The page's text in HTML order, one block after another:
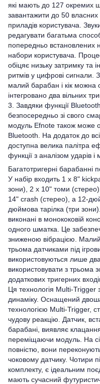
які мають до 127 окремих
завантажити до 50 власних
приладів користувача.
редагувати багатьма
попередньо встановлених
набори користувача.
обіцяє низьку затримку та
ритмів у цифрові
малий барабан і кік можна
інтегровано два вільних
3. Завдяки функції
безпосередньо зі свого
модуль Efnote також може
Bluetooth. На додаток до
доступна велика палітра
функції з аналізом ударів і
Багатотригерні барабанні
У набір входить 1 x 8"
зони), 2 x 10" томи
14" crash (стерео), a 12-
дюймова тарілка (три
виконані в монококовій
одного шматка. Це
зниженою вібрацією.
трьома датчиками під
використовуються лише
використовувати з
додаткових тригерних
Ця технологія Multi-Trigger
динаміку. Оснащений
технологією Multi-Trigger,
чудову реакцію. Датчик,
барабані, виявляє
переміщаючи модуль. На
повністю, вони
чоковому датчику. Чотири
комплекту, є ідеальним
мають сучасний